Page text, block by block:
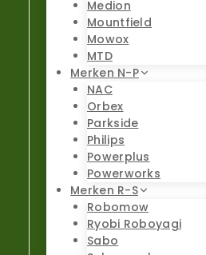
Medion
Mountfield
Mowox
MTD
Merken N-P
NAC
Orbex
Parkside
Philips
Powerplus
Powerworks
Merken R-S
Robomow
Ryobi Roboyagi
Sabo